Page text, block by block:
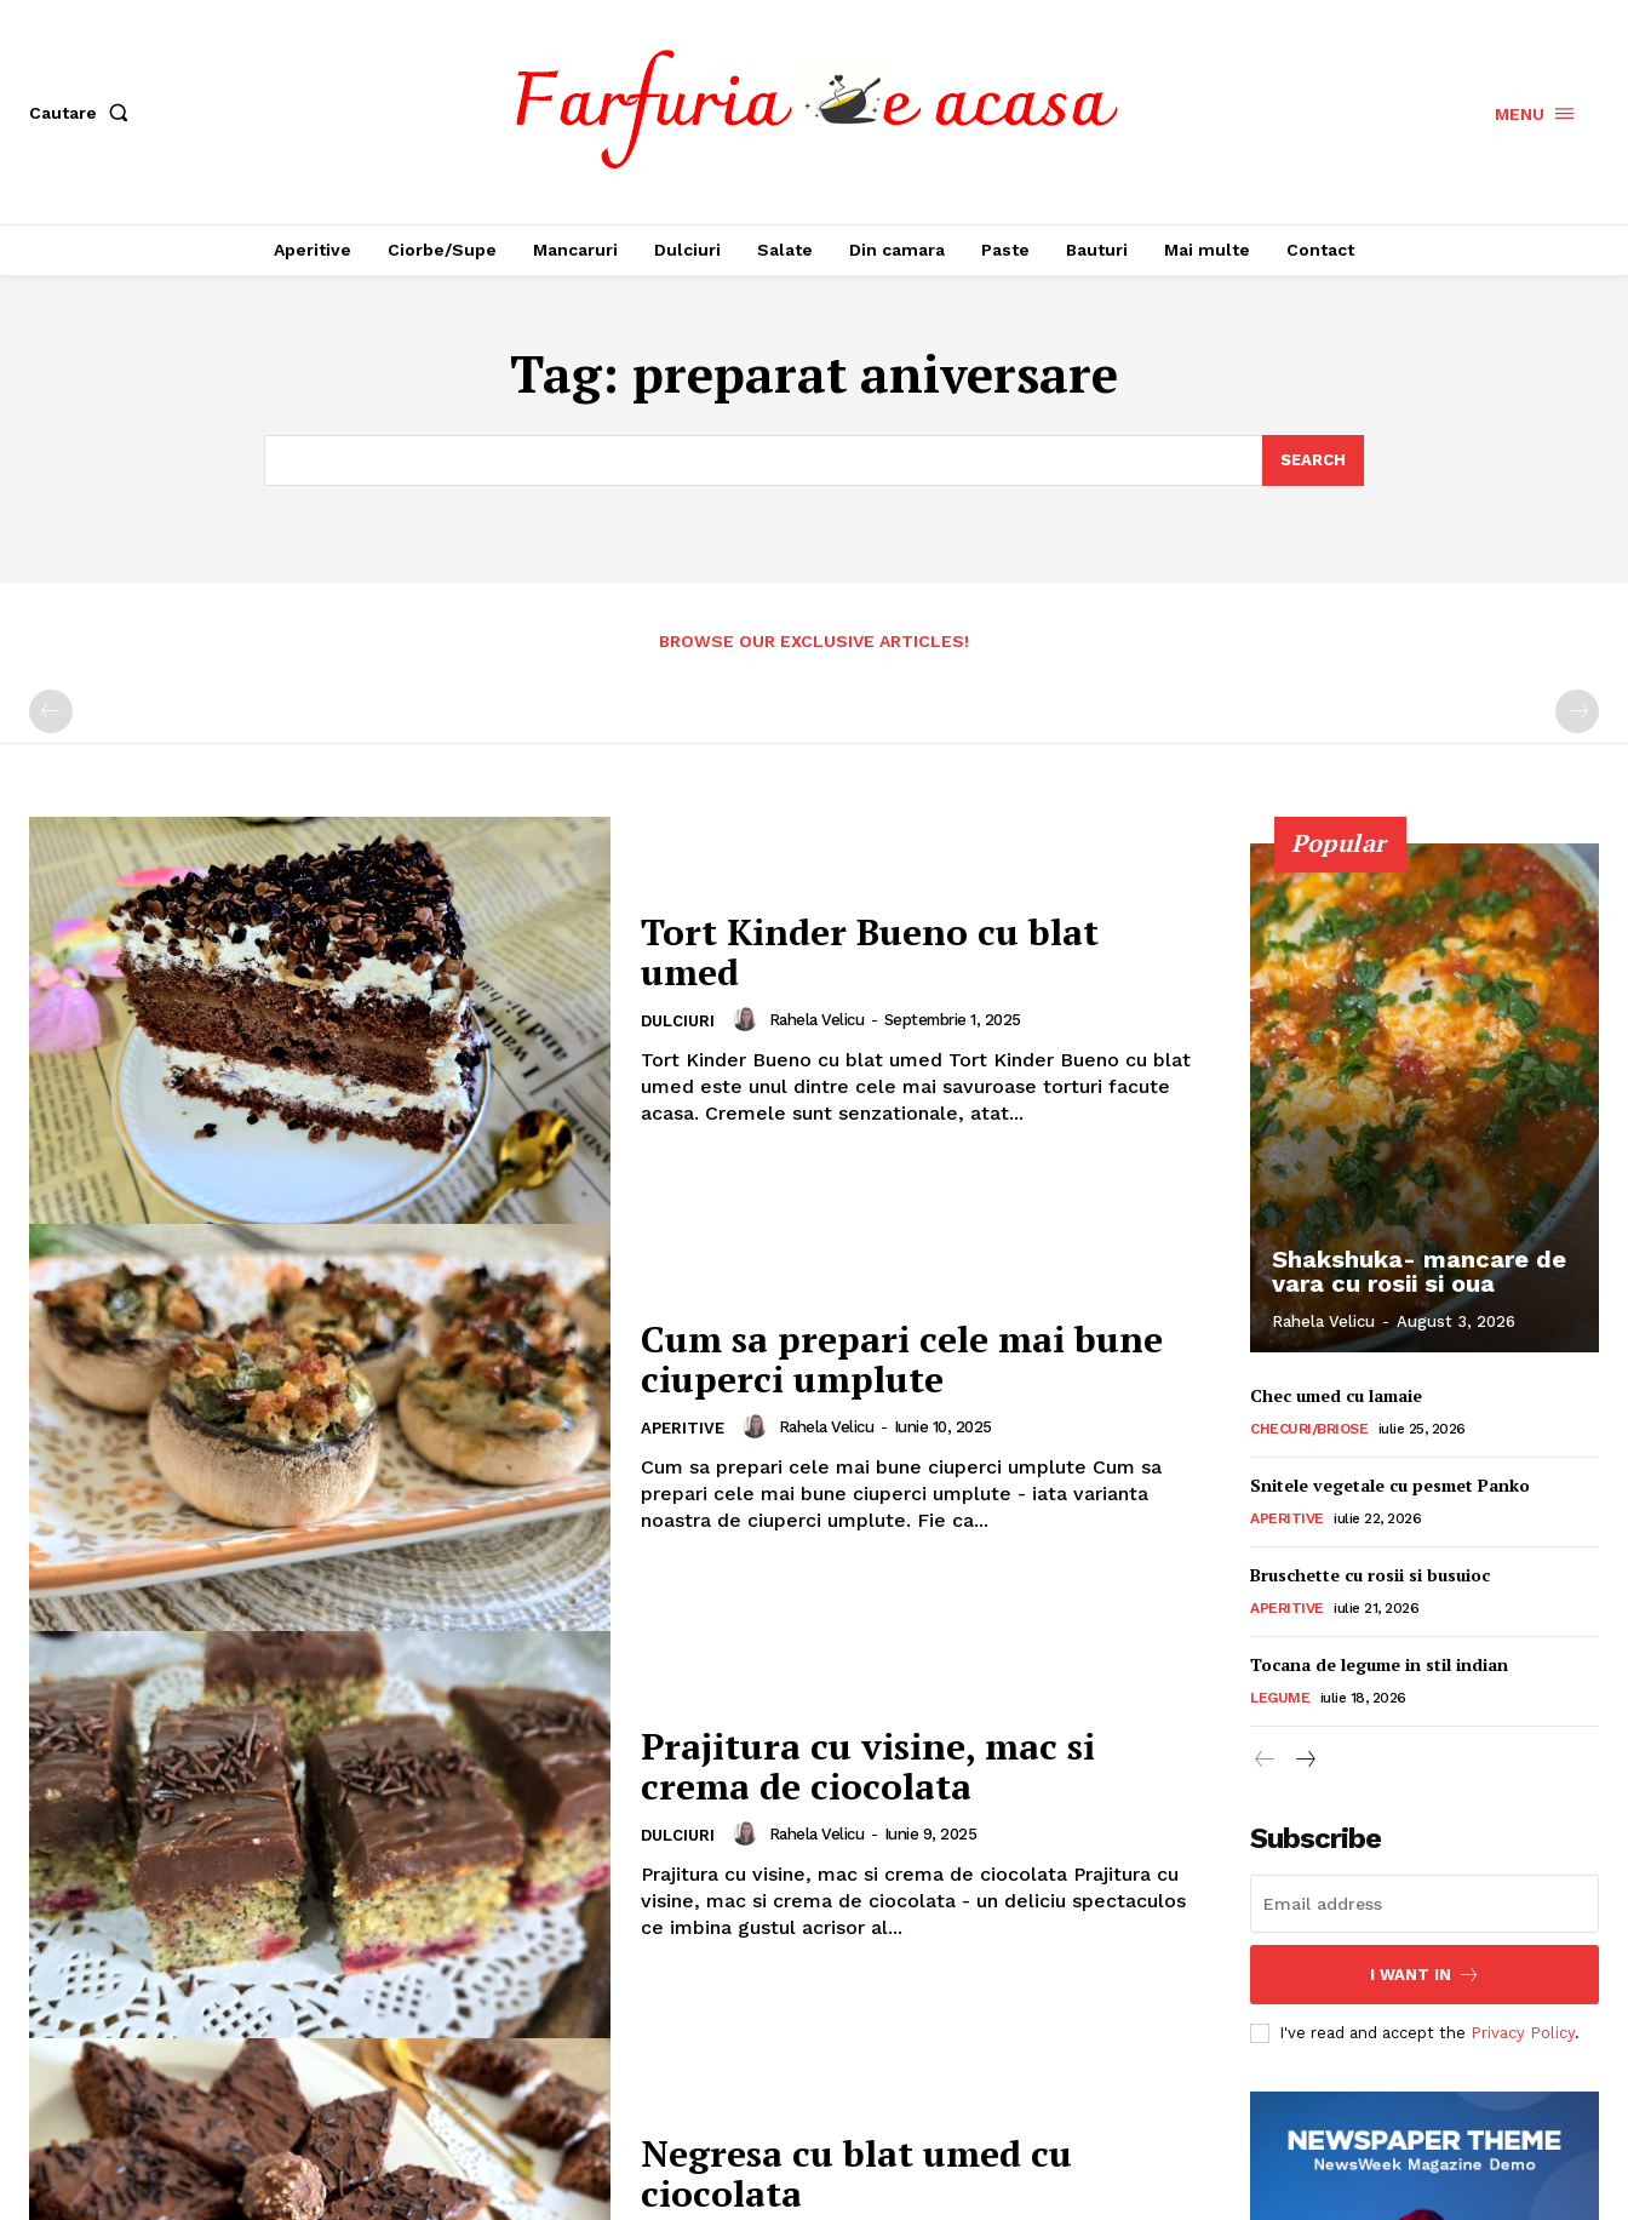
Politica de Confidențialitate
Contact
Despre mine
Cautare MENU
Aperitive Ciorbe/Supe Mancaruri Dulciuri Salate Din camara Paste Bauturi Mai multe Contact
Tag: preparat aniversare
SEARCH
BROWSE OUR EXCLUSIVE ARTICLES!
Tort Kinder Bueno cu blat
umed
DULCIURI Rahela Velicu - Septembrie 1, 2025
Tort Kinder Bueno cu blat umed Tort Kinder Bueno cu blat
umed este unul dintre cele mai savuroase torturi facute
acasa. Cremele sunt senzationale, atat...
Cum sa prepari cele mai bune
ciuperci umplute
APERITIVE Rahela Velicu - Iunie 10, 2025
Cum sa prepari cele mai bune ciuperci umplute Cum sa
prepari cele mai bune ciuperci umplute - iata varianta
noastra de ciuperci umplute. Fie ca...
Prajitura cu visine, mac si
crema de ciocolata
DULCIURI Rahela Velicu - Iunie 9, 2025
Prajitura cu visine, mac si crema de ciocolata Prajitura cu
visine, mac si crema de ciocolata - un deliciu spectaculos
ce imbina gustul acrisor al...
Negresa cu blat umed cu
ciocolata
Popular
Shakshuka- mancare de
vara cu rosii si oua
Rahela Velicu - August 3, 2026
Chec umed cu lamaie
CHECURI/BRIOSE iulie 25, 2026
Snitele vegetale cu pesmet Panko
APERITIVE iulie 22, 2026
Bruschette cu rosii si busuioc
APERITIVE iulie 21, 2026
Tocana de legume in stil indian
LEGUME iulie 18, 2026
Subscribe
I WANT IN
I've read and accept the Privacy Policy.